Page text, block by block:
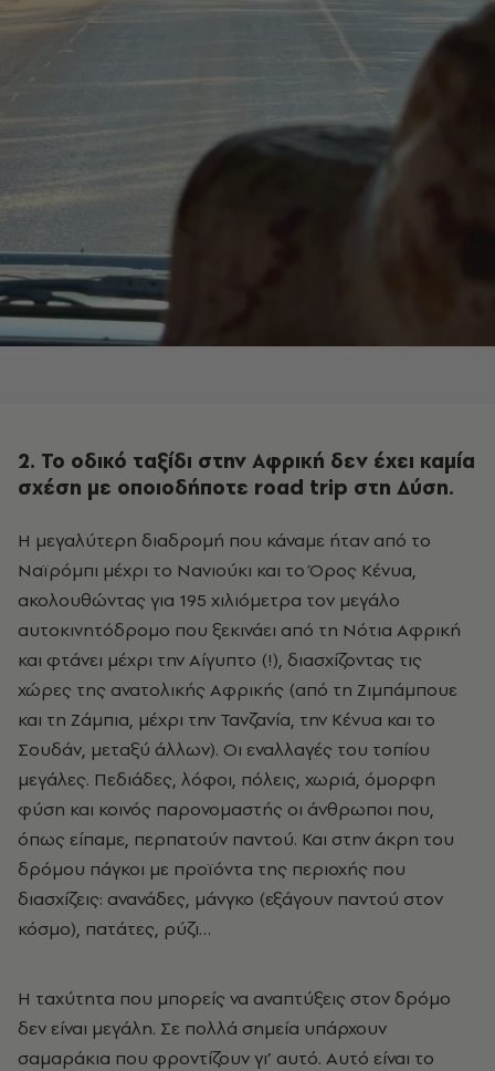
2. Το οδικό ταξίδι στην Αφρική δεν έχει καμία
σχέση με οποιοδήποτε road trip στη Δύση.
Η μεγαλύτερη διαδρομή που κάναμε ήταν από το
Ναϊρόμπι μέχρι το Νανιούκι και το Όρος Κένυα,
ακολουθώντας για 195 χιλιόμετρα τον μεγάλο
αυτοκινητόδρομο που ξεκινάει από τη Νότια Αφρική
και φτάνει μέχρι την Αίγυπτο (!), διασχίζοντας τις
χώρες της ανατολικής Αφρικής (από τη Ζιμπάμπουε
και τη Ζάμπια, μέχρι την Τανζανία, την Κένυα και το
Σουδάν, μεταξύ άλλων). Οι εναλλαγές του τοπίου
μεγάλες. Πεδιάδες, λόφοι, πόλεις, χωριά, όμορφη
φύση και κοινός παρονομαστής οι άνθρωποι που,
όπως είπαμε, περπατούν παντού. Και στην άκρη του
δρόμου πάγκοι με προϊόντα της περιοχής που
διασχίζεις: ανανάδες, μάνγκο (εξάγουν παντού στον
κόσμο), πατάτες, ρύζι…
Η ταχύτητα που μπορείς να αναπτύξεις στον δρόμο
δεν είναι μεγάλη. Σε πολλά σημεία υπάρχουν
σαμαράκια που φροντίζουν γι’ αυτό. Αυτό είναι το